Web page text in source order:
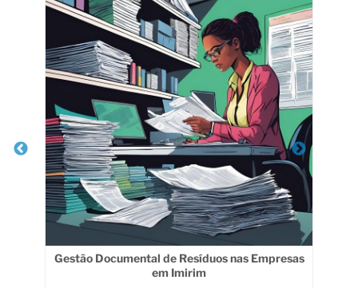
Gestão Documental de Resíduos nas Empresas
em Imirim